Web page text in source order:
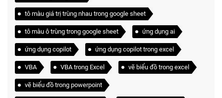
tô màu giá trị trùng nhau trong google sheet
tô màu ô trùng trong google sheet ứng dụng ai
ứng dụng copilot ứng dụng copilot trong excel
VBA VBA trong Excel vẽ biểu đồ trong excel
vẽ biểu đồ trong powerpoint